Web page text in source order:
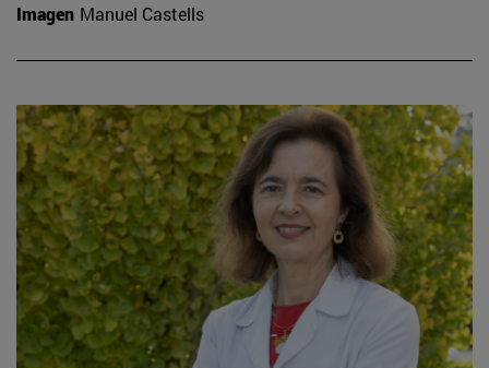
Imagen Manuel Castells